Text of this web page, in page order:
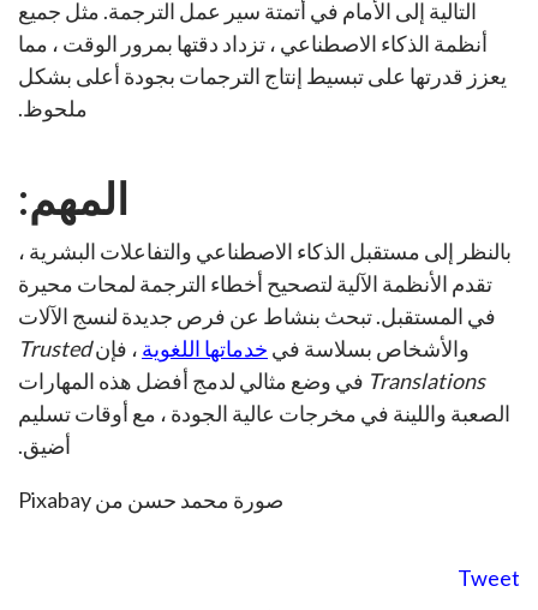
التالية إلى الأمام في أتمتة سير عمل الترجمة. مثل جميع
أنظمة الذكاء الاصطناعي ، تزداد دقتها بمرور الوقت ، مما
يعزز قدرتها على تبسيط إنتاج الترجمات بجودة أعلى بشكل
ملحوظ.
المهم:
بالنظر إلى مستقبل الذكاء الاصطناعي والتفاعلات البشرية ،
تقدم الأنظمة الآلية لتصحيح أخطاء الترجمة لمحات محيرة
في المستقبل. تبحث بنشاط عن فرص جديدة لنسج الآلات
والأشخاص بسلاسة في خدماتها اللغوية ، فإنTrusted
Translations في وضع مثالي لدمج أفضل هذه المهارات
الصعبة واللينة في مخرجات عالية الجودة ، مع أوقات تسليم
أضيق.
صورة محمد حسن من Pixabay
Tweet